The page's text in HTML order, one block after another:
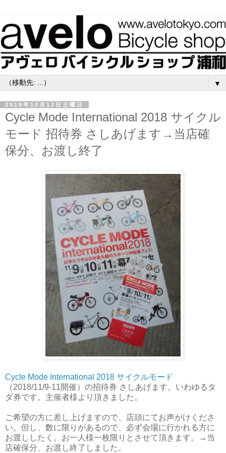
▼
2018年10月13日土曜日
Cycle Mode International 2018 サイクル
モード 招待券 さしあげます→当店確
保分、お渡し終了
Cycle Mode International 2018 サイクルモード
（2018/11/9-11開催）の招待券 さしあげます。いわゆるタ
ダ券です。主催者様より頂きました。
ご希望の方に差し上げますので、店頭にてお声がけくださ
い。但し、数に限りがあるので、必ず会場に行かれる方に
お渡ししたく。お一人様一枚限りとさせて頂きます。→当
店確保分、お渡し終了しました。